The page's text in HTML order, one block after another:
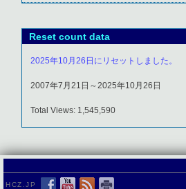
Reset count data
2025年10月26日にリセットしました。
2007年7月21日～2025年10月26日
Total Views: 1,545,590
HCZ.JP